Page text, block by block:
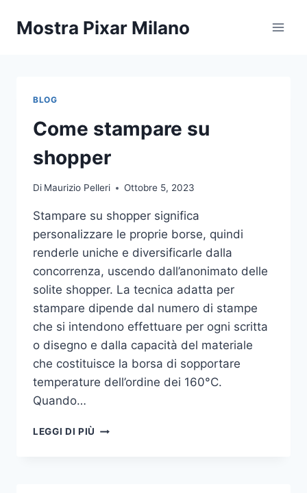
Mostra Pixar Milano
BLOG
Come stampare su
shopper
Di Maurizio Pelleri Ottobre 5, 2023
Stampare su shopper significa
personalizzare le proprie borse, quindi
renderle uniche e diversificarle dalla
concorrenza, uscendo dall’anonimato delle
solite shopper. La tecnica adatta per
stampare dipende dal numero di stampe
che si intendono effettuare per ogni scritta
o disegno e dalla capacità del materiale
che costituisce la borsa di sopportare
temperature dell’ordine dei 160°C.
Quando…
LEGGI DI PIÙ COME